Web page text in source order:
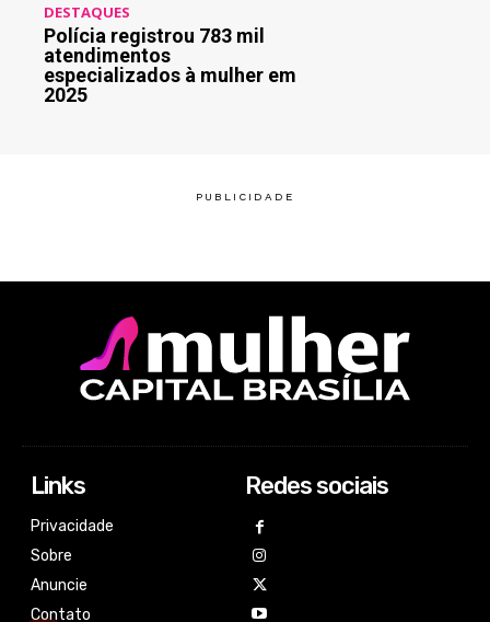
DESTAQUES
Polícia registrou 783 mil
atendimentos
especializados à mulher em
2025
Links
Privacidade
Sobre
Anuncie
Contato
Redes sociais